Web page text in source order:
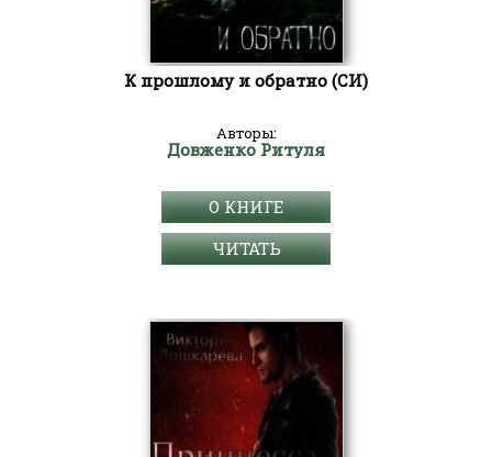
К прошлому и обратно (СИ)
Авторы:
Довженко Ритуля
О КНИГЕ
ЧИТАТЬ